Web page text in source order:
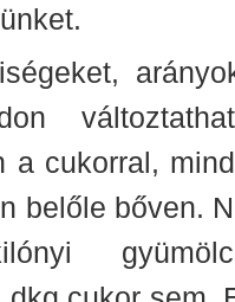
a cukorral,
belőle bőven.